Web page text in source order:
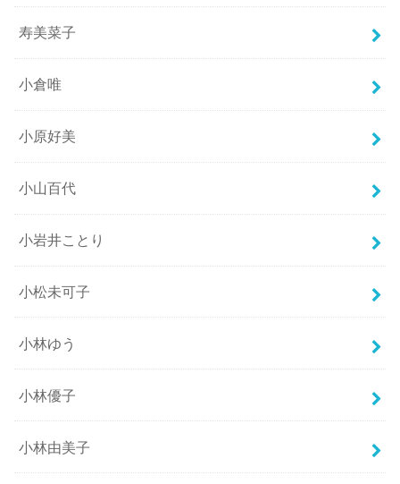
寿美菜子
小倉唯
小原好美
小山百代
小岩井ことり
小松未可子
小林ゆう
小林優子
小林由美子